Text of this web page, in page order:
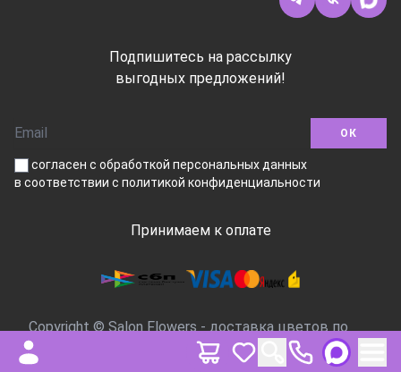
Подпишитесь на рассылку
выгодных предложений!
ОК
согласен с обработкой персональных данных
в соответствии с политикой конфиденциальности
Принимаем к оплате
Copyright © Salon Flowers - доставка цветов по
Москве, 2016-2026.Все права защищены.